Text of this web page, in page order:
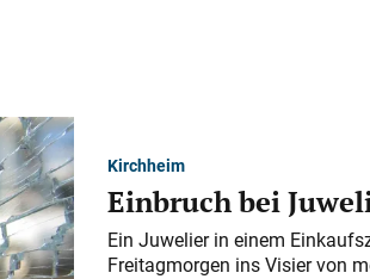
Kirchheim
Einbruch bei
Ein Juwelier in einem
Freitagmorgen ins Visier von